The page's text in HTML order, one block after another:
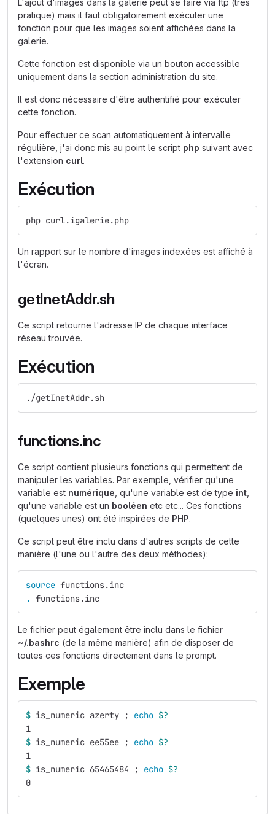
L'ajout d'images dans la galerie peut se faire via ftp (très
pratique) mais il faut obligatoirement exécuter une
fonction pour que les images soient affichées dans la
galerie.
Cette fonction est disponible via un bouton accessible
uniquement dans la section administration du site.
Il est donc nécessaire d'être authentifié pour exécuter
cette fonction.
Pour effectuer ce scan automatiquement à intervalle
régulière, j'ai donc mis au point le script php suivant avec
l'extension curl.
Exécution
php curl.igalerie.php
Un rapport sur le nombre d'images indexées est affiché à
l'écran.
getInetAddr.sh
Ce script retourne l'adresse IP de chaque interface
réseau trouvée.
Exécution
./getInetAddr.sh
functions.inc
Ce script contient plusieurs fonctions qui permettent de
manipuler les variables. Par exemple, vérifier qu'une
variable est numérique , qu'une variable est de type int
qu'une variable est un booléen etc etc... Ces fonctions
(quelques unes) ont été inspirées de PHP.
Ce script peut être inclu dans d'autres scripts de cette
manière (l'une ou l'autre des deux méthodes):
source functions.inc
. functions.inc
Le fichier peut également être inclu dans le fichier
~/.bashrc (de la même manière) afin de disposer de
toutes ces fonctions directement dans le prompt.
Exemple
$ is_numeric azerty ; echo $?
1
$ is_numeric ee55ee ; echo $?
1
$ is_numeric 65465484 ; echo $?
0